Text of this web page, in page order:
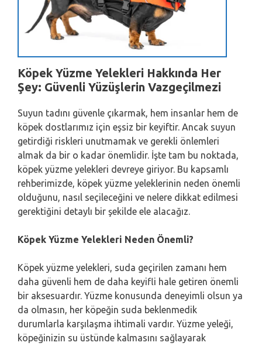
Köpek Yüzme Yelekleri Hakkında Her
Şey: Güvenli Yüzüşlerin Vazgeçilmezi
Suyun tadını güvenle çıkarmak, hem insanlar hem de
köpek dostlarımız için eşsiz bir keyiftir. Ancak suyun
getirdiği riskleri unutmamak ve gerekli önlemleri
almak da bir o kadar önemlidir. İşte tam bu noktada,
köpek yüzme yelekleri devreye giriyor. Bu kapsamlı
rehberimizde, köpek yüzme yeleklerinin neden önemli
olduğunu, nasıl seçileceğini ve nelere dikkat edilmesi
gerektiğini detaylı bir şekilde ele alacağız.
Köpek Yüzme Yelekleri Neden Önemli?
Köpek yüzme yelekleri, suda geçirilen zamanı hem
daha güvenli hem de daha keyifli hale getiren önemli
bir aksesuardır. Yüzme konusunda deneyimli olsun ya
da olmasın, her köpeğin suda beklenmedik
durumlarla karşılaşma ihtimali vardır. Yüzme yeleği,
köpeğinizin su üstünde kalmasını sağlayarak